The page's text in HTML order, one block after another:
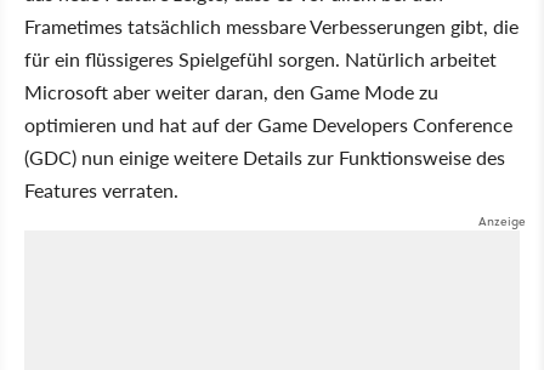
Frametimes tatsächlich messbare Verbesserungen gibt, die
für ein flüssigeres Spielgefühl sorgen. Natürlich arbeitet
Microsoft aber weiter daran, den Game Mode zu
optimieren und hat auf der Game Developers Conference
(GDC) nun einige weitere Details zur Funktionsweise des
Features verraten.